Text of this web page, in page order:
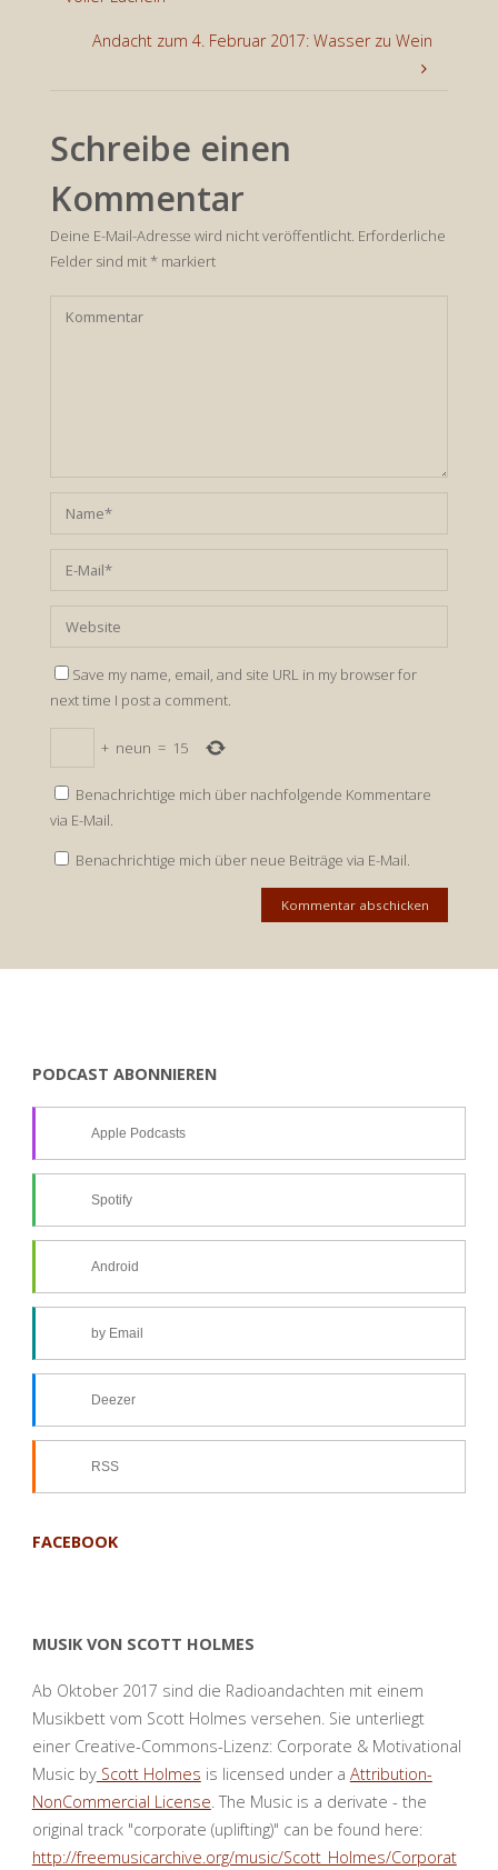
Andacht zum 4. Februar 2017: Wasser zu Wein
Schreibe einen
Kommentar
Deine E-Mail-Adresse wird nicht veröffentlicht. Erforderliche
Felder sind mit*markiert
Save my name, email, and site URL in my browser for
next time I post a comment.
+ neun = 15
Benachrichtige mich über nachfolgende Kommentare
via E-Mail.
Benachrichtige mich über neue Beiträge via E-Mail.
PODCAST ABONNIEREN
Apple Podcasts
Spotify
Android
by Email
Deezer
RSS
FACEBOOK
MUSIK VON SCOTT HOLMES
Ab Oktober 2017 sind die Radioandachten mit einem
Musikbett vom Scott Holmes versehen. Sie unterliegt
einer Creative-Commons-Lizenz: Corporate & Motivational
Music byScott Holmes is licensed under a Attribution-
NonCommercial License. The Music is a derivate - the
original track "corporate (uplifting)" can be found here:
http://freemusicarchive.org/music/Scott_Holmes/Corporat